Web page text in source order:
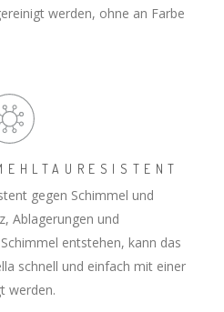
werden, ohne an Farbe
gegen Schimmel und
Ablagerungen und
entstehen, kann das
schnell und einfach mit einer
werden.